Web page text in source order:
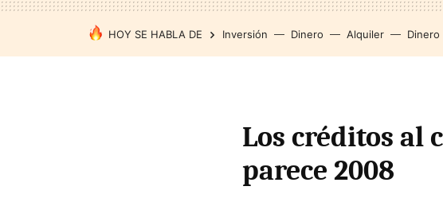
HOY SE HABLA DE Inversión Dinero Alquiler Dinero
Los créditos al
parece 2008